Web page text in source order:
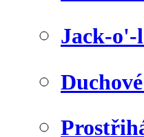
Jack-